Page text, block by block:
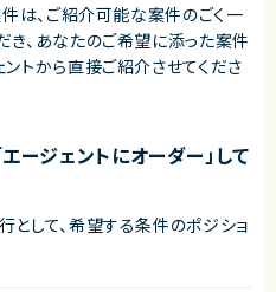
は、ご紹介可能な案件のごく一
、 あなたのご希望に添った案件
トから直接ご紹介させてくださ
ージェントにオーダー」して
して、希望する条件のポジショ